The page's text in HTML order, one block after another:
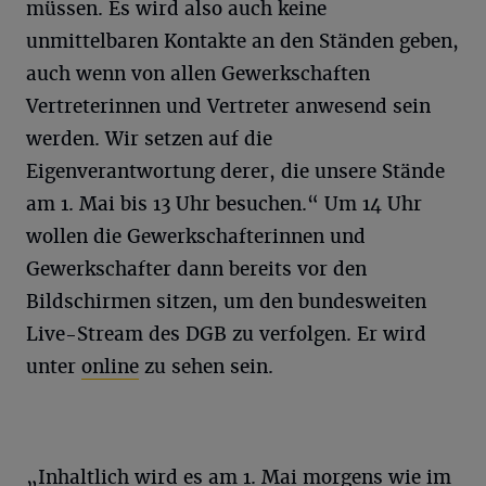
müssen. Es wird also auch keine
unmittelbaren Kontakte an den Ständen geben,
auch wenn von allen Gewerkschaften
Vertreterinnen und Vertreter anwesend sein
werden. Wir setzen auf die
Eigenverantwortung derer, die unsere Stände
am 1. Mai bis 13 Uhr besuchen.“ Um 14 Uhr
wollen die Gewerkschafterinnen und
Gewerkschafter dann bereits vor den
Bildschirmen sitzen, um den bundesweiten
Live-Stream des DGB zu verfolgen. Er wird
unter online zu sehen sein.
„Inhaltlich wird es am 1. Mai morgens wie im